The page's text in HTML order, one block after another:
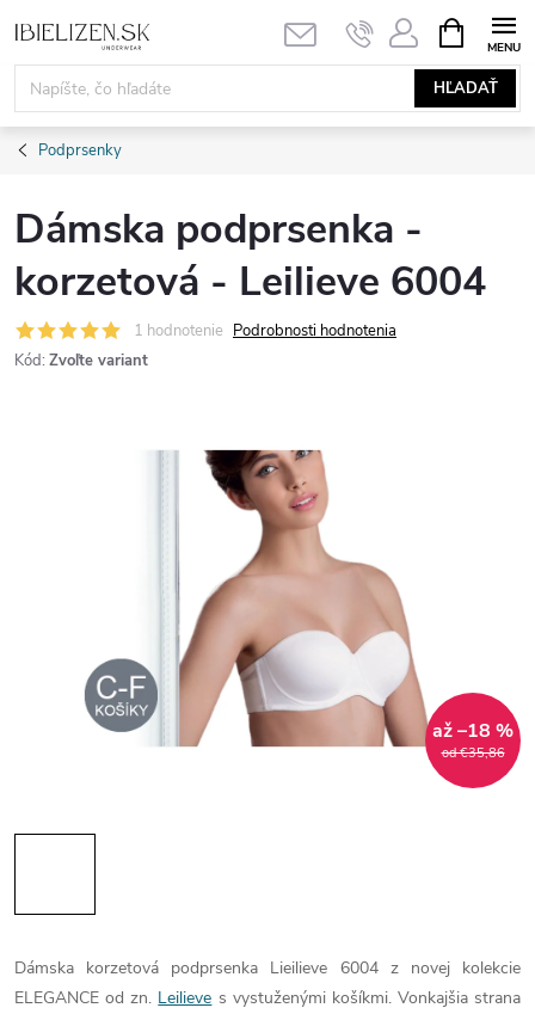
na
obsah
HĽADAŤ
KOŠÍK
Podprsenky
Dámska podprsenka -
korzetová - Leilieve 6004
1 hodnotenie Podrobnosti hodnotenia
Kód: Zvoľte variant
od €35,86
až –18 %
Dámska korzetová podprsenka Lieilieve 6004 z novej kolekcie
ELEGANCE od zn. Leilieve s vystuženými košíkmi. Vonkajšia strana